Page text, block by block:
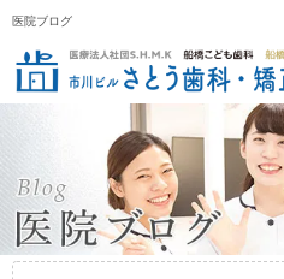
医院ブログ